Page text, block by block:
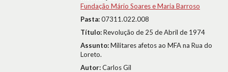
Fundação Mário Soares e Maria Barroso
Pasta:07311.022.008
Título:Revolução de 25 de Abril de 1974
Assunto:Militares afetos ao MFA na Rua do
Loreto.
Autor:Carlos Gil